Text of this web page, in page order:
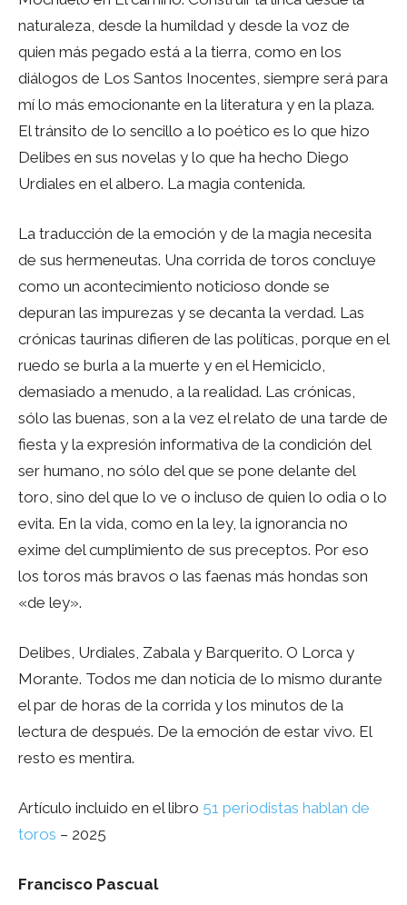
naturaleza, desde la humildad y desde la voz de
quien más pegado está a la tierra, como en los
diálogos de Los Santos Inocentes, siempre será para
mí lo más emocionante en la literatura y en la plaza.
El tránsito de lo sencillo a lo poético es lo que hizo
Delibes en sus novelas y lo que ha hecho Diego
Urdiales en el albero. La magia contenida.
La traducción de la emoción y de la magia necesita
de sus hermeneutas. Una corrida de toros concluye
como un acontecimiento noticioso donde se
depuran las impurezas y se decanta la verdad. Las
crónicas taurinas difieren de las políticas, porque en el
ruedo se burla a la muerte y en el Hemiciclo,
demasiado a menudo, a la realidad. Las crónicas,
sólo las buenas, son a la vez el relato de una tarde de
fiesta y la expresión informativa de la condición del
ser humano, no sólo del que se pone delante del
toro, sino del que lo ve o incluso de quien lo odia o lo
evita. En la vida, como en la ley, la ignorancia no
exime del cumplimiento de sus preceptos. Por eso
los toros más bravos o las faenas más hondas son
«de ley».
Delibes, Urdiales, Zabala y Barquerito. O Lorca y
Morante. Todos me dan noticia de lo mismo durante
el par de horas de la corrida y los minutos de la
lectura de después. De la emoción de estar vivo. El
resto es mentira.
Artículo incluido en el libro 51 periodistas hablan de
toros – 2025
Francisco Pascual